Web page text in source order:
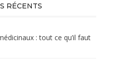
RÉCENTS
: tout ce qu’il faut